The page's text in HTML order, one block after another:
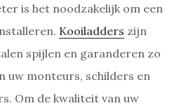
is het noodzakelijk om een
Kooiladders zijn
spijlen en garanderen zo
uw monteurs, schilders en
Om de kwaliteit van uw